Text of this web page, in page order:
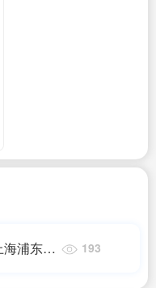
浦东机
193